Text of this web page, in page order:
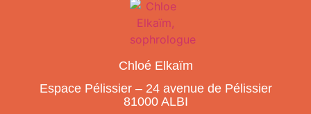
Chloé Elkaïm
Espace Pélissier – 24 avenue de Pélissier
81000 ALBI